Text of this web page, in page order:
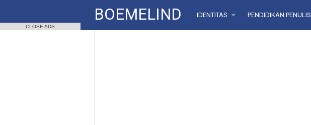
BOEMELIND IDENTITAS PENDIDIKAN PENULIS
CLOSE ADS